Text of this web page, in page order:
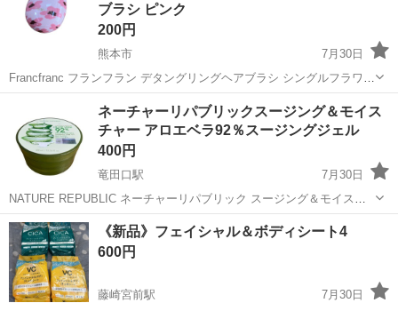
ブラシ ピンク
200円
熊本市
7月30日
Francfranc フランフラン デタングリングヘアブラシ シングルフラワー
S ヘアケア
フランフラン
ネーチャーリパブリックスージング＆モイス
チャー アロエベラ92％スージングジェル
400円
竜田口駅
7月30日
NATURE REPUBLIC ネーチャーリパブリック スージング＆モイスチ
ャー アロエベラ92％ スージングジェル 残量は画像3を確認下さい #断
捨離基礎化粧品 で検索！ まとめ買い大歓迎(^-^✿)！ ブラン...
熊本 熊本市 竜田口駅 スキンケア アロエベラ
《新品》フェイシャル＆ボディシート4
600円
藤崎宮前駅
7月30日